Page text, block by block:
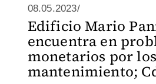
08.05.2023/
Edificio Mario
encuentra en
monetarios por
mantenimiento;